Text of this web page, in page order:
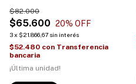
$65.600
$82.000
20% OFF
3x $21.866,67 sin interés
$52.480 con Transferencia
bancaria
¡Última unidad!